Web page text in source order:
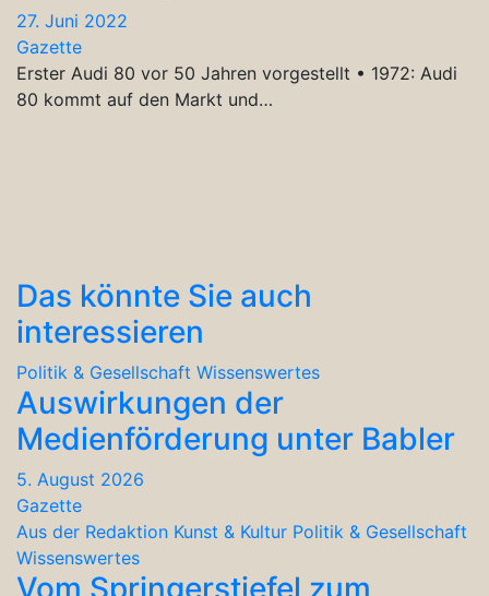
27. Juni 2022
Gazette
Erster Audi 80 vor 50 Jahren vorgestellt • 1972: Audi
80 kommt auf den Markt und…
Das könnte Sie auch
interessieren
Politik & Gesellschaft Wissenswertes
Auswirkungen der
Medienförderung unter Babler
5. August 2026
Gazette
Aus der Redaktion Kunst & Kultur Politik & Gesellschaft
Wissenswertes
Vom Springerstiefel zum